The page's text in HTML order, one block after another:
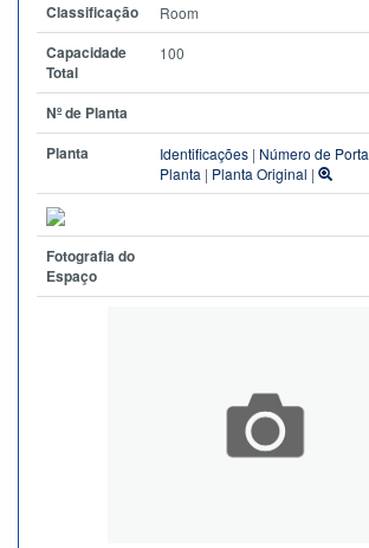
Classificação Room
Capacidade
Total
100
Nº de Planta
Planta
Identificações | Número de Porta
Planta | Planta Original |
Fotografia do
Espaço